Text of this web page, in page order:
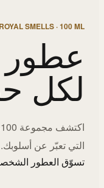
ROYAL SMELLS · 100 ML
لكل
التي تعبّر عن أسلوبك.
تسوّق العطور الشخصية